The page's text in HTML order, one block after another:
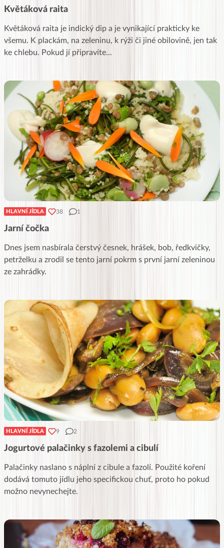
Květáková raita
Květáková raita je indický dip a je vynikající prakticky ke
všemu. K plackám, na zeleninu, k rýži či jiné obilovině, jen tak
ke chlebu. Pokud jí připravíte...
HLAVNÍ JÍDLA 38 1
Jarní čočka
Dnes jsem nasbírala čerstvý česnek, hrášek, bob, ředkvičky,
petrželku a zrodil se tento jarní pokrm s první jarní zeleninou
ze zahrádky.
HLAVNÍ JÍDLA 9 2
Jogurtové palačinky s fazolemi a cibulí
Palačinky naslano s náplní z cibule a fazolí. Použité koření
dodává tomuto jídlu jeho specifickou chuť, proto ho pokud
možno nevynechejte.